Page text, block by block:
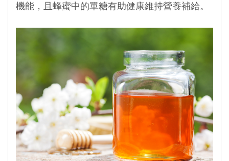
機能，且蜂蜜中的單糖有助健康維持營養補給。